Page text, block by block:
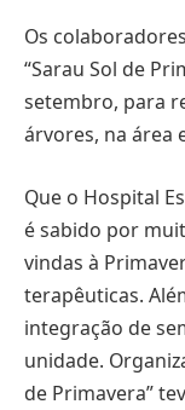
Os
“Sarau Sol de
setembro, para
árvores, na área
Que o Hospital
é sabido por
vindas à
terapêuticas.
integração de
unidade.
de Primavera”